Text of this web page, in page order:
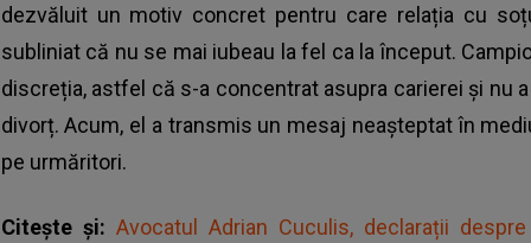
dezvăluit un motiv concret pentru care relația cu
subliniat că nu se mai iubeau la fel ca la început.
discreția, astfel că s-a concentrat asupra carierei și nu
divorț. Acum, el a transmis un mesaj neașteptat în
pe urmăritori.
Citește și: Avocatul Adrian Cuculis, declarații